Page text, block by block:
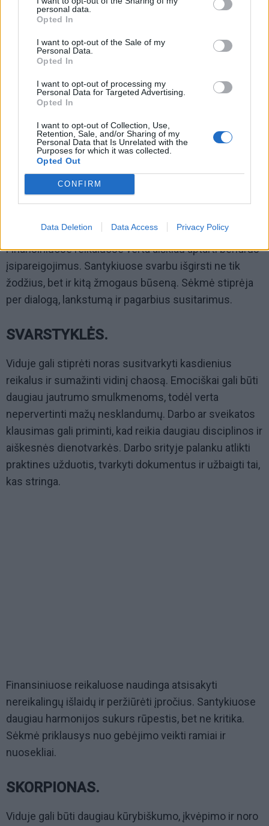
personal data.
Opted In
I want to opt-out of the Sale of my
Personal Data.
Opted In
I want to opt-out of processing my
Personal Data for Targeted Advertising.
Opted In
I want to opt-out of Collection, Use,
Retention, Sale, and/or Sharing of my
Personal Data that Is Unrelated with the
Purposes for which it was collected.
Opted Out
CONFIRM
Data Deletion Data Access Privacy Policy
suprasti bendrą situaciją. Darbo srityje daugiau
kompromisų.
Finansiniuose reikaluose verta aiškiau aptarti bendrus
įsipareigojimus. Santykiuose svarbu išgirsti ne tik
žodžius, bet ir kitą žmogaus būseną. Sėkmė stiprėja
per dialogą, lankstumą ir pagarbius susitarimus.
SVARSTYKLĖS.
Viduje gali stiprėti noras susitvarkyti kasdienius
reikalus ir sumažinti vidinį chaosą. Emociškai gali būti
daugiau jautrumo smulkmenoms, todėl verta
nepervertinti mažų nesklandumų. Darbo ar sveikatos
klausimas gali priminti, kad reikia daugiau disciplinos ir
aiškesnės dienotvarkės. Darbo srityje palanku atlikti
praktines užduotis, tvarkyti dokumentus ir užbaigti tai,
kas stringa.
Finansiniuose reikaluose naudinga atsisakyti
nereikalingų išlaidų ir peržiūrėti įpročius. Santykiuose
daugiau harmonijos sukurs rūpestis, bet ne kritika.
Sėkmė priklausys nuo gebėjimo veikti ramiai ir
nuosekliai.
SKORPIONAS.
Viduje gali būti daugiau kūrybiškumo, įkvėpimo ir noro